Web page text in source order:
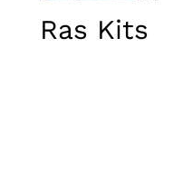
Ras Kits